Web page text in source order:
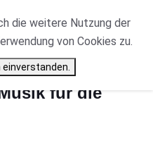
die Augen
für die
die weitere Nutzung der
von Cookies zu.
einverstanden.